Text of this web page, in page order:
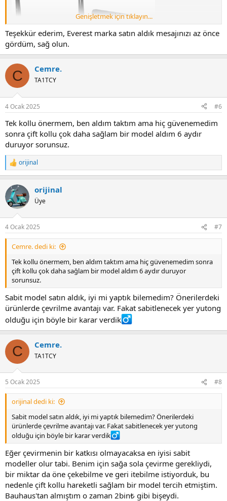
Alt modeli olarak şu var galiba stoklarda:
https://www.hepsiburada.com/sonorous-surefix-450-hareketli-
televizyon-tv-monitor-aski-aparati-39-65-pm-mbsonsurefix450?
magaza=CNR%20MA%C4%9EAZACILIK
Genişletmek için tıklayın...
Teşekkür ederim, Everest marka satın aldık mesajınızı az önce
gördüm, sağ olun.
C Cemre.
TA1TCY
4 Ocak 2025 #6
Tek kollu önermem, ben aldım taktım ama hiç güvenemedim
sonra çift kollu çok daha sağlam bir model aldım 6 aydır
duruyor sorunsuz.
R
e
c
t
i
s
:
orijinal
orijinal
Üye
4 Ocak 2025 #7
Cemre. dedi ki:
Tek kollu önermem, ben aldım taktım ama hiç güvenemedim sonra
çift kollu çok daha sağlam bir model aldım 6 aydır duruyor
sorunsuz.
Sabit model satın aldık, iyi mi yaptık bilemedim? Önerilerdeki
ürünlerde çevrilme avantajı var. Fakat sabitlenecek yer yutong
olduğu için böyle bir karar verdik‍
C Cemre.
TA1TCY
5 Ocak 2025 #8
orijinal dedi ki:
Sabit model satın aldık, iyi mi yaptık bilemedim? Önerilerdeki
ürünlerde çevrilme avantajı var. Fakat sabitlenecek yer yutong
olduğu için böyle bir karar verdik‍
Eğer çevirmenin bir katkısı olmayacaksa en iyisi sabit
modeller olur tabi. Benim için sağa sola çevirme gerekliydi,
bir miktar da öne çekebilme ve geri itebilme istiyorduk, bu
nedenle çift kollu hareketli sağlam bir model tercih etmiştim.
Bauhaus'tan almıştım o zaman 2bin₺ gibi bişeydi.